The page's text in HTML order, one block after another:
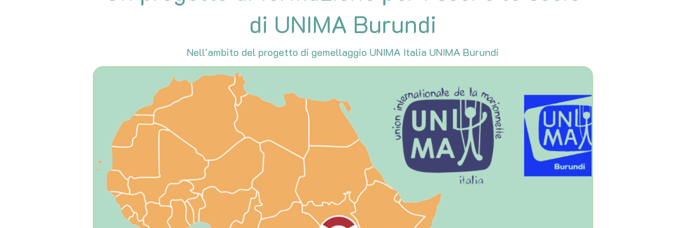
di UNIMA Burundi
Nell'ambito del progetto di gemellaggio UNIMA Italia UNIMA Burundi